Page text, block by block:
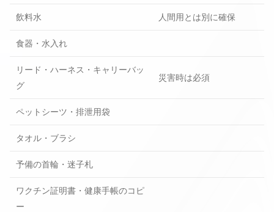
飲料水 人間用とは別に確保
食器・水入れ
リード・ハーネス・キャリーバッ
グ
災害時は必須
ペットシーツ・排泄用袋
タオル・ブラシ
予備の首輪・迷子札
ワクチン証明書・健康手帳のコピ
ー